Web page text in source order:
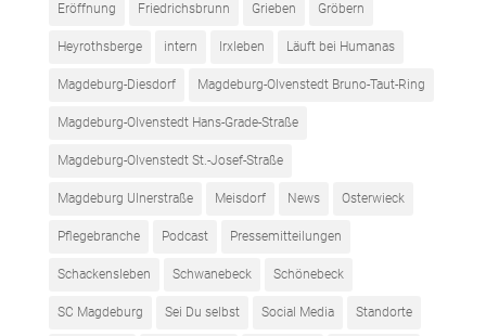
Eröffnung Friedrichsbrunn Grieben Gröbern
Heyrothsberge intern Irxleben Läuft bei Humanas
Magdeburg-Diesdorf Magdeburg-Olvenstedt Bruno-Taut-Ring
Magdeburg-Olvenstedt Hans-Grade-Straße
Magdeburg-Olvenstedt St.-Josef-Straße
Magdeburg Ulnerstraße Meisdorf News Osterwieck
Pflegebranche Podcast Pressemitteilungen
Schackensleben Schwanebeck Schönebeck
SC Magdeburg Sei Du selbst Social Media Standorte